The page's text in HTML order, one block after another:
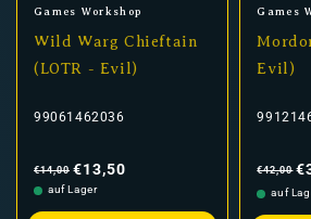
Anbieter:
Games Workshop
Wild Warg Chieftain
(LOTR - Evil)
99061462036
Preis
€14,00 €13,50
auf Lager
Games
Evil)
Preis
€42,00
auf